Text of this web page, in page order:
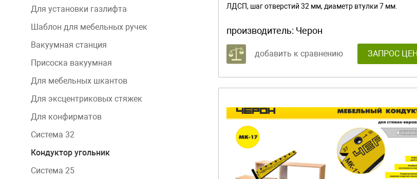
Для установки газлифта
Шаблон для мебельных ручек
Вакуумная станция
Присоска вакуумная
Для мебельных шкантов
Для эксцентриковых стяжек
Для конфирматов
Система 32
Кондуктор угольник
Система 25
ЛДСП, шаг отверстий 32 мм, диаметр втулки 7 мм.
производитель: Черон
добавить к сравнению ЗАПРОС